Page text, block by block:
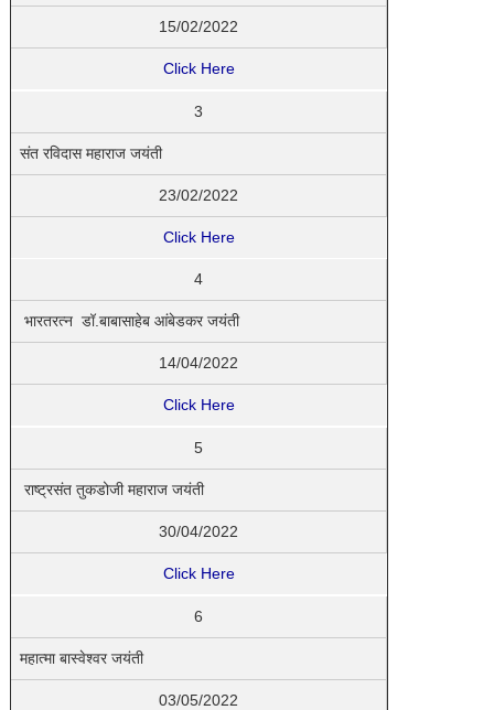
15/02/2022
Click Here
3
संत रविदास महाराज जयंती
23/02/2022
Click Here
4
भारतरत्न डॉ.बाबासाहेब आंबेडकर जयंती
14/04/2022
Click Here
5
राष्ट्रसंत तुकडोजी महाराज जयंती
30/04/2022
Click Here
6
महात्मा बास्वेश्वर जयंती
03/05/2022